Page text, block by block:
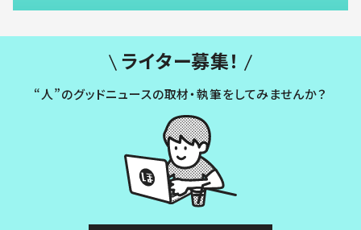
ライター募集！
“人”のグッドニュースの取材・執筆をしてみませんか？